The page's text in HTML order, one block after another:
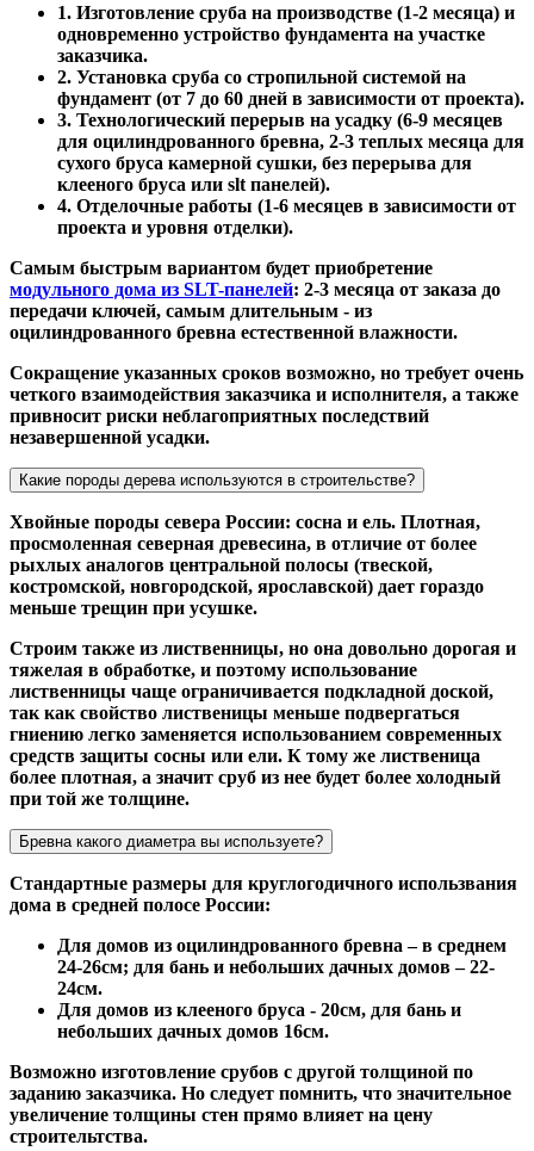
1. Изготовление сруба на производстве (1-2 месяца) и
одновременно устройство фундамента на участке
заказчика.
2. Установка сруба со стропильной системой на
фундамент (от 7 до 60 дней в зависимости от проекта).
3. Технологический перерыв на усадку (6-9 месяцев
для оцилиндрованного бревна, 2-3 теплых месяца для
сухого бруса камерной сушки, без перерыва для
клееного бруса или slt панелей).
4. Отделочные работы (1-6 месяцев в зависимости от
проекта и уровня отделки).
Самым быстрым вариантом будет приобретение
модульного дома из SLT-панелей: 2-3 месяца от заказа до
передачи ключей, самым длительным - из
оцилиндрованного бревна естественной влажности.
Сокращение указанных сроков возможно, но требует очень
четкого взаимодействия заказчика и исполнителя, а также
привносит риски неблагоприятных последствий
незавершенной усадки.
Какие породы дерева используются в строительстве?
Хвойные породы севера России: сосна и ель. Плотная,
просмоленная северная древесина, в отличие от более
рыхлых аналогов центральной полосы (твеской,
костромской, новгородской, ярославской) дает гораздо
меньше трещин при усушке.
Строим также из лиственницы, но она довольно дорогая и
тяжелая в обработке, и поэтому использование
лиственницы чаще ограничивается подкладной доской,
так как свойство лиственицы меньше подвергаться
гниению легко заменяется использованием современных
средств защиты сосны или ели. К тому же лиственица
более плотная, а значит сруб из нее будет более холодный
при той же толщине.
Бревна какого диаметра вы используете?
Стандартные размеры для круглогодичного использвания
дома в средней полосе России:
Для домов из оцилиндрованного бревна – в среднем
24-26см; для бань и небольших дачных домов – 22-
24см.
Для домов из клееного бруса - 20см, для бань и
небольших дачных домов 16см.
Возможно изготовление срубов с другой толщиной по
заданию заказчика. Но следует помнить, что значительное
увеличение толщины стен прямо влияет на цену
строительтства.